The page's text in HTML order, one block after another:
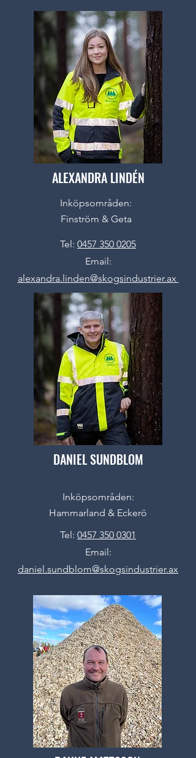
ALEXANDRA LINDÉN
Inköpsområden:
Finström & Geta
Tel: 0457 350 0205
Email:
alexandra.linden@skogsindustrier.ax
DANIEL SUNDBLOM
Inköpsområden:
Hammarland & Eckerö
Tel: 0457 350 0301
Email:
daniel.sundblom@skogsindustrier.ax